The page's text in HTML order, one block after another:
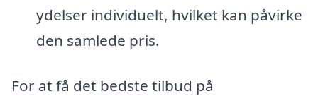
ydelser individuelt, hvilket kan påvirke
den samlede pris.
For at få det bedste tilbud på